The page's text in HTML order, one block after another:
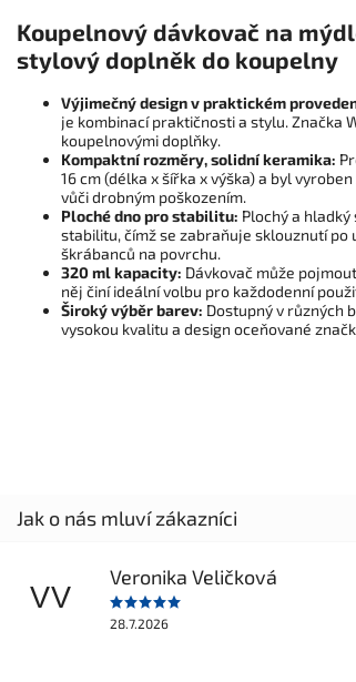
Koupelnový dávkovač na
stylový doplněk do koupelny
Výjimečný design v praktickém
je kombinací praktičnosti a stylu. Značka
koupelnovými doplňky.
Kompaktní rozměry, solidní keramika:
16 cm (délka x šířka x výška) a byl
vůči drobným poškozením.
Ploché dno pro stabilitu: Plochý a
stabilitu, čímž se zabraňuje sklouznutí po
škrábanců na povrchu.
320 ml kapacity: Dávkovač může
něj činí ideální volbu pro každodenní
Široký výběr barev: Dostupný v různých
vysokou kvalitu a design oceňované
VV
Veronika Veličková
28.7.2026